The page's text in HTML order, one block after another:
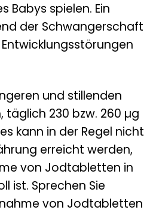
Babys spielen. Ein
der Schwangerschaft
und stillenden
täglich 230 bzw. 260 µg
kann in der Regel nicht
erreicht werden,
von Jodtabletten in
ist. Sprechen Sie
von Jodtabletten